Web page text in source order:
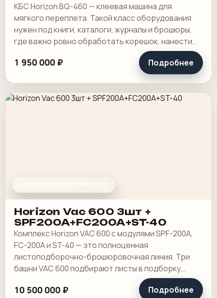
КБС Horizon BQ-460 — клеевая машина для
мягкого переплета. Такой класс оборудования
нужен под книги, каталоги, журналы и брошюры,
где важно ровно обработать корешок, нанести
клей и получить аккуратный готовый блок.
1 950 000 ₽ Подробнее
Horizon Vac 600 3шт +
SPF200A+FC200A+ST-40
Комплекс Horizon VAC 600 с модулями SPF-200A,
FC-200A и ST-40 — это полноценная
листоподборочно-брошюровочная линия. Три
башни VAC 600 подбирают листы в подборку,
модуль SPF-200A выполняет фальцовку и
скрепление.
10 500 000 ₽ Подробнее